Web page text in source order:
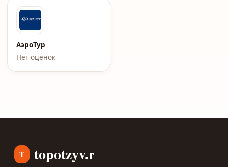
АэроТур
Нет оценок
T topotzyv.ru